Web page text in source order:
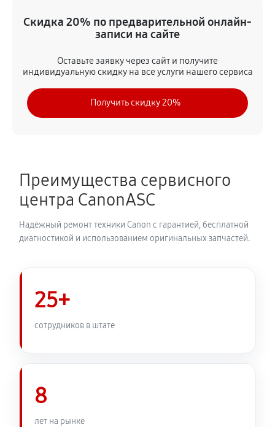
Замена платы отсека карты памяти
60 минут
Замена материнской платы
2970 руб 60 минут
Замена корпуса фотоаппарата Canon EOS R1
1980 руб 60 минут
Замена контроллера питания
Замена дисплея (экрана)
Замена устройства стабилизации
Скидка 20% по предварительной онлайн-
записи на сайте
Оставьте заявку через сайт и получите
индивидуальную скидку на все услуги нашего сервиса
Получить скидку 20%
Преимущества сервисного
центра CanonASC
Надёжный ремонт техники Canon с гарантией, бесплатной
диагностикой и использованием оригинальных запчастей.
25+
сотрудников в штате
8
лет на рынке